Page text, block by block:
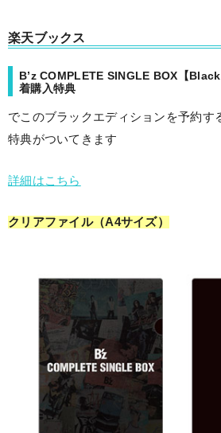
楽天ブックス
B’z COMPLETE SINGLE BOX【
着購入特典
でこのブラックエディションを予約す
特典がついてきます
詳細はこちら
クリアファイル（A4サイズ）